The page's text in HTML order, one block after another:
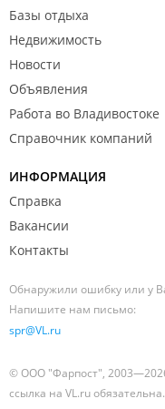
Базы отдыха
Недвижимость
Новости
Объявления
Работа во Владивостоке
Справочник компаний
ИНФОРМАЦИЯ
Справка
Вакансии
Контакты
Обнаружили ошибку или у
Напишите нам письмо:
spr@VL.ru
© ООО "Фарпост",
ссылка на VL.ru